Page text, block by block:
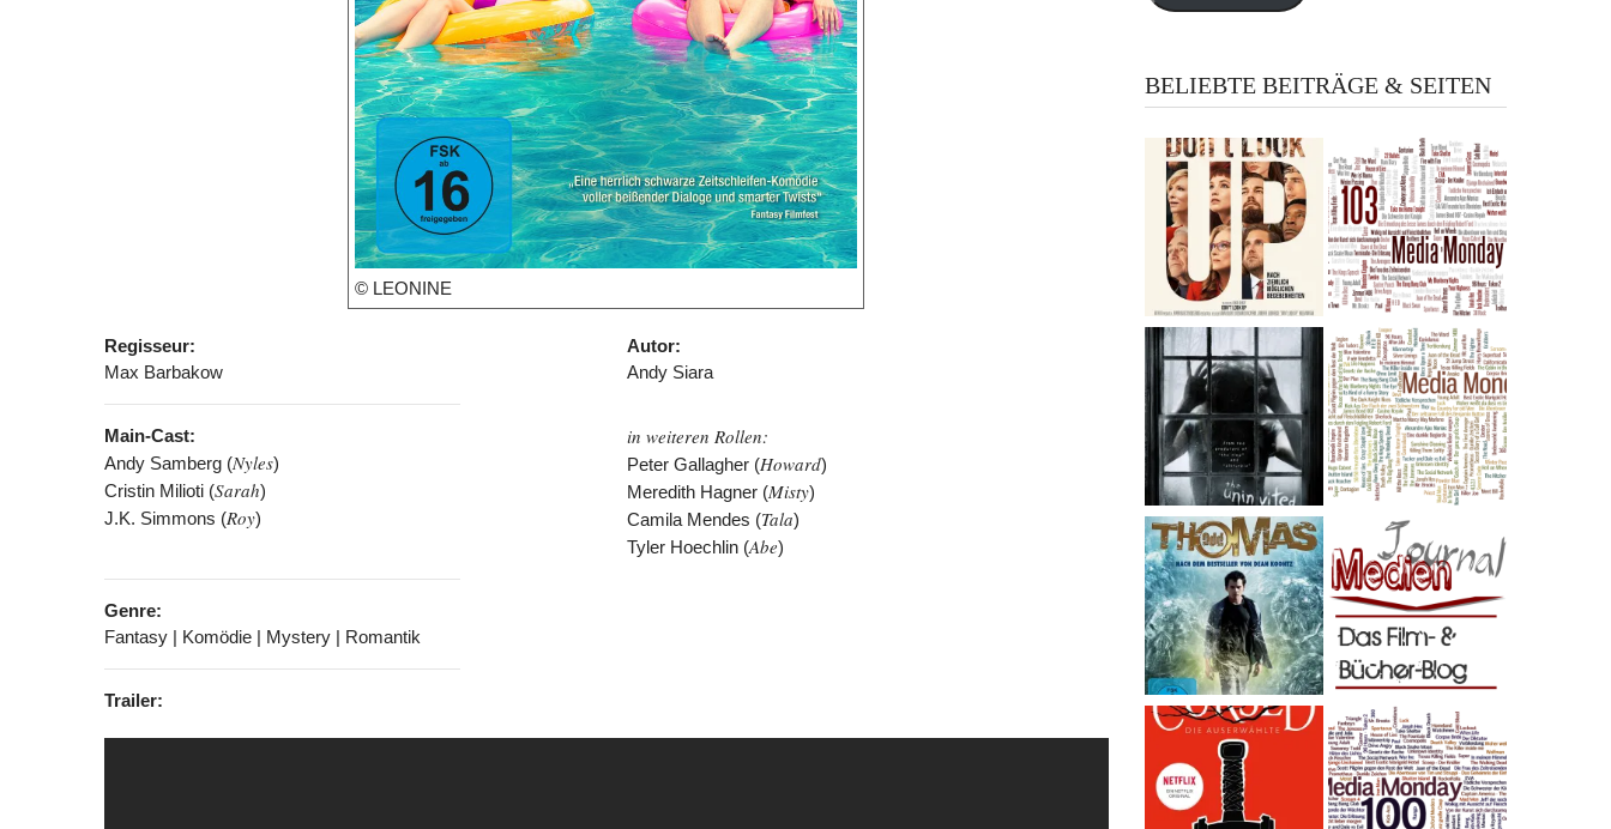
© LEONINE
Regisseur:
Max Barbakow
Autor:
Andy Siara
Main-Cast:
Andy Samberg (Nyles)
Cristin Milioti (Sarah)
J.K. Simmons (Roy)
in weiteren Rollen:
Peter Gallagher (Howard)
Meredith Hagner (Misty)
Camila Mendes (Tala)
Tyler Hoechlin (Abe)
Genre:
Fantasy | Komödie | Mystery | Romantik
Trailer:
BELIEBTE BEITRÄGE & SEITEN